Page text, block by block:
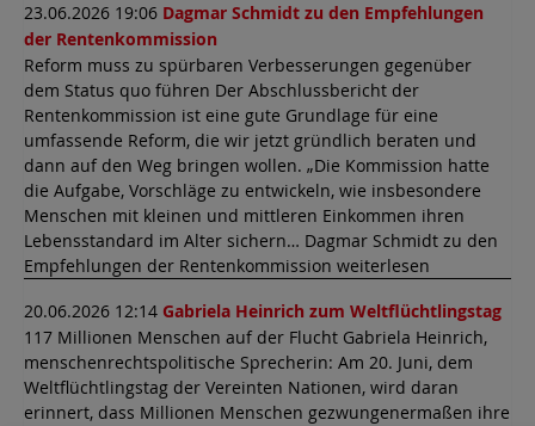
23.06.2026 19:06 Dagmar Schmidt zu den Empfehlungen
der Rentenkommission
Reform muss zu spürbaren Verbesserungen gegenüber
dem Status quo führen Der Abschlussbericht der
Rentenkommission ist eine gute Grundlage für eine
umfassende Reform, die wir jetzt gründlich beraten und
dann auf den Weg bringen wollen. „Die Kommission hatte
die Aufgabe, Vorschläge zu entwickeln, wie insbesondere
Menschen mit kleinen und mittleren Einkommen ihren
Lebensstandard im Alter sichern… Dagmar Schmidt zu den
Empfehlungen der Rentenkommission weiterlesen
20.06.2026 12:14 Gabriela Heinrich zum Weltflüchtlingstag
117 Millionen Menschen auf der Flucht Gabriela Heinrich,
menschenrechtspolitische Sprecherin: Am 20. Juni, dem
Weltflüchtlingstag der Vereinten Nationen, wird daran
erinnert, dass Millionen Menschen gezwungenermaßen ihre